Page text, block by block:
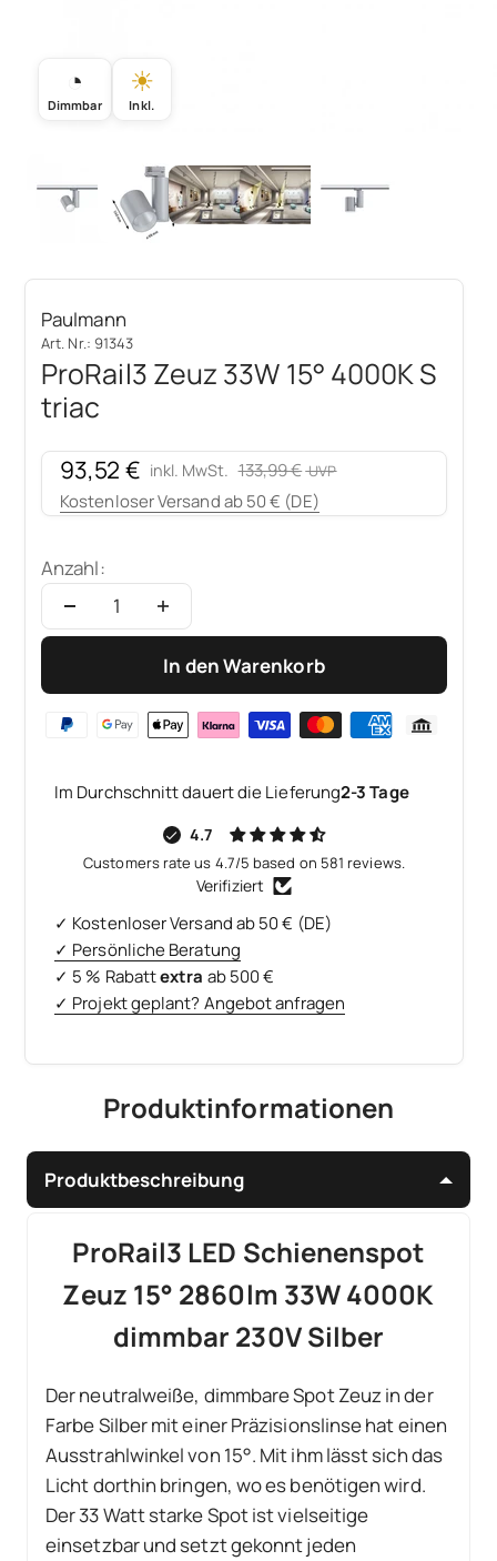
◔
Dimmbar
☀
Inkl.
Paulmann
Art. Nr.: 91343
ProRail3 Zeuz 33W 15° 4000K S
triac
Angebot
93,52 € Regulärer Preis
133,99 €
inkl. MwSt.
Kostenloser Versand ab 50 € (DE)
Anzahl:
In den Warenkorb
Im Durchschnitt dauert die Lieferung2-3 Tage
4.7
Customers rate us 4.7/5 based on 581 reviews.
Verifiziert
✓ Kostenloser Versand ab 50 € (DE)
✓ Persönliche Beratung
✓ 5 % Rabattextra ab 500 €
✓ Projekt geplant? Angebot anfragen
Produktinformationen
Produktbeschreibung
ProRail3 LED Schienenspot
Zeuz 15° 2860lm 33W 4000K
dimmbar 230V Silber
Der neutralweiße, dimmbare Spot Zeuz in der
Farbe Silber mit einer Präzisionslinse hat einen
Ausstrahlwinkel von 15°. Mit ihm lässt sich das
Licht dorthin bringen, wo es benötigen wird.
Der 33 Watt starke Spot ist vielseitige
einsetzbar und setzt gekonnt jeden